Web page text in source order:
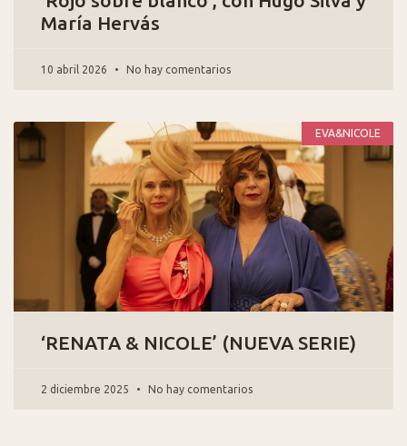
María Hervás
10 abril 2026 No hay comentarios
EVA&NICOLE
‘RENATA & NICOLE’ (NUEVA SERIE)
2 diciembre 2025 No hay comentarios